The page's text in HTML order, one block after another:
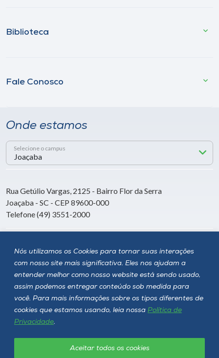
Nós utilizamos os Cookies para tornar suas interações
com nosso site mais significativa. Eles nos ajudam a
entender melhor como nosso website está sendo usado,
assim podemos entregar conteúdo sob medida para
você. Para mais informações sobre os tipos diferentes de
cookies que estamos usando, leia nossa Política de
Privacidade.
Aceitar todos os cookies
Biblioteca
Fale Conosco
Onde estamos
Selecione o campus
Rua Getúlio Vargas, 2125 - Bairro Flor da Serra
Joaçaba - SC - CEP 89600-000
Telefone (49) 3551-2000
Siga a Unoesc